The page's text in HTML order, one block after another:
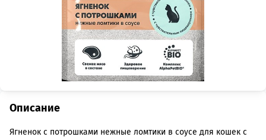
Описание
Ягненок с потрошками нежные ломтики в соусе для кошек с